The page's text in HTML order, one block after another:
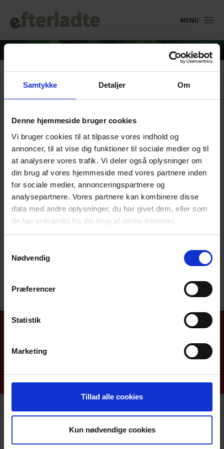
Samtykke Detaljer Om
Denne hjemmeside bruger cookies
Vi bruger cookies til at tilpasse vores indhold og
annoncer, til at vise dig funktioner til sociale medier og til
at analysere vores trafik. Vi deler også oplysninger om
din brug af vores hjemmeside med vores partnere inden
for sociale medier, annonceringspartnere og
analysepartnere. Vores partnere kan kombinere disse
data med andre oplysninger, du har givet dem, eller som
de har indsamlet fra din brug af deres tjenester.
Nødvendig
Præferencer
Statistik
Marketing
Tillad alle cookies
Kun nødvendige cookies
MENU
Donation_Christof Fischer
Danmark
12. november 2025
Aktiviteter
Materiale fra foredrag mm.
Landsforeningen for efterladte efter selvmord
Junoparken 3, Mou, 9280 Storvorde
Kontakt-telefon: 70 27 42 12 -Kontakt os